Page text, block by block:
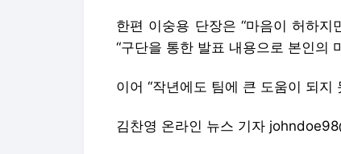
한편 이숭용 단장은 “마음이 허하
“구단을 통한 발표 내용으로 본인의
이어 “작년에도 팀에 큰 도움이 되
김찬영 온라인 뉴스 기자